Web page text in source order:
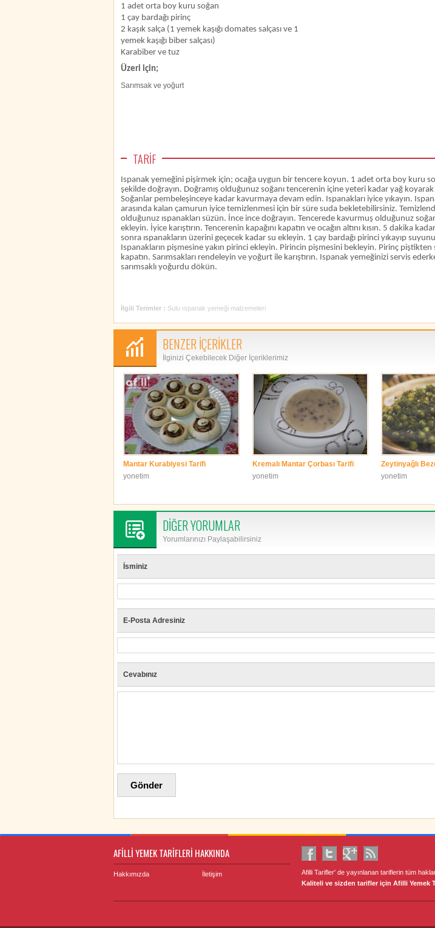
1 adet orta boy kuru soğan
1 çay bardağı pirinç
2 kaşık salça (1 yemek kaşığı domates salçası ve 1
yemek kaşığı biber salçası)
Karabiber ve tuz
Üzeri için;
Sarımsak ve yoğurt
TARİF
Ispanak yemeğini pişirmek için; ocağa uygun bir tencere koyun. 1 adet orta boy kuru
şekilde doğrayın. Doğramış olduğunuz soğanı tencerenin içine yeteri kadar yağ
Soğanlar pembeleşinceye kadar kavurmaya devam edin. Ispanakları iyice yıkayın.
arasında kalan çamurun iyice temizlenmesi için bir süre suda bekletebilirsiniz.
olduğunuz ıspanakları süzün. İnce ince doğrayın. Tencerede kavurmuş olduğunuz
ekleyin. İyice karıştırın. Tencerenin kapağını kapatın ve ocağın altını kısın. 5 dakika
sonra ıspanakların üzerini geçecek kadar su ekleyin. 1 çay bardağı pirinci yıkayıp
Ispanakların pişmesine yakın pirinci ekleyin. Pirincin pişmesini bekleyin. Pirinç piştikten
kapatın. Sarımsakları rendeleyin ve yoğurt ile karıştırın. Ispanak yemeğinizi servis
sarımsaklı yoğurdu dökün.
İlgili Terimler : Sulu ıspanak yemeği malzemeleri
BENZER İÇERİKLER
İlginizi Çekebilecek Diğer İçeriklerimiz
Mantar Kurabiyesi Tarifi
yonetim
Kremalı Mantar Çorbası Tarifi
yonetim
Zeytinyağlı
yonetim
DİĞER YORUMLAR
Yorumlarınızı Paylaşabilirsiniz
İsminiz
E-Posta Adresiniz
Cevabınız
AFİLLİ YEMEK TARİFLERİ HAKKINDA
Hakkımızda İletişim
Afilli Tarifler' de yayınlanan tariflerin tüm
Kaliteli ve sizden tarifler için Afilli Yemek